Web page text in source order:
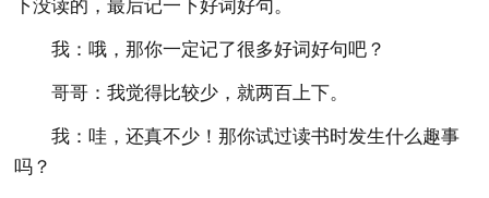
下没读的，最后记一下好词好句。
我：哦，那你一定记了很多好词好句吧？
哥哥：我觉得比较少，就两百上下。
我：哇，还真不少！那你试过读书时发生什么趣事
吗？